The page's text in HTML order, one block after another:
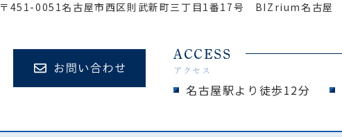
〒451-0051名古屋市西区則武新町三丁目1番17号 BIZrium名古屋
ACCESS
アクセス
名古屋駅より徒歩12分